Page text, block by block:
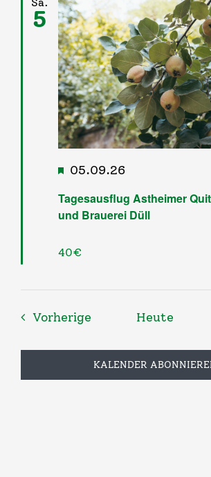
Infos & Links
Kontakt
5
Tagesausflug Astheimer
und Brauerei Düll
Hervorgehoben
05.09.26
40€
VorherigeVeranstaltungen
Heute
KALENDER